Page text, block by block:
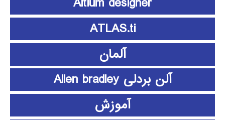
ATLAS.ti
آلمان
آلن بردلی Allen bradley
آموزش